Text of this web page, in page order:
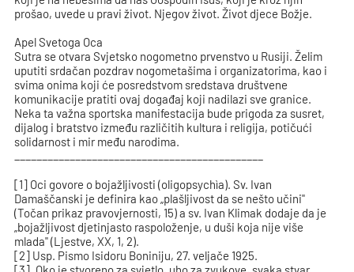
prošao, uvede u pravi život. Njegov život. Život djece Božje.
Apel Svetoga Oca
Sutra se otvara Svjetsko nogometno prvenstvo u Rusiji. Želim
uputiti srdačan pozdrav nogometašima i organizatorima, kao i
svima onima koji će posredstvom sredstava društvene
komunikacije pratiti ovaj događaj koji nadilazi sve granice.
Neka ta važna sportska manifestacija bude prigoda za susret,
dijalog i bratstvo između različitih kultura i religija, potičući
solidarnost i mir među narodima.
[1] Oci govore o bojažljivosti (oligopsychìa). Sv. Ivan
Damaščanski je definira kao „plašljivost da se nešto učini"
(Točan prikaz pravovjernosti, 15) a sv. Ivan Klimak dodaje da je
„bojažljivost djetinjasto raspoloženje, u duši koja nije više
mlada" (Ljestve, XX, 1, 2).
[2] Usp. Pismo Isidoru Boniniju, 27. veljače 1925.